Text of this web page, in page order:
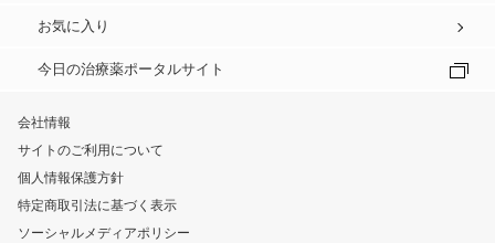
お気に入り
今日の治療薬ポータルサイト
会社情報
サイトのご利用について
個人情報保護方針
特定商取引法に基づく表示
ソーシャルメディアポリシー